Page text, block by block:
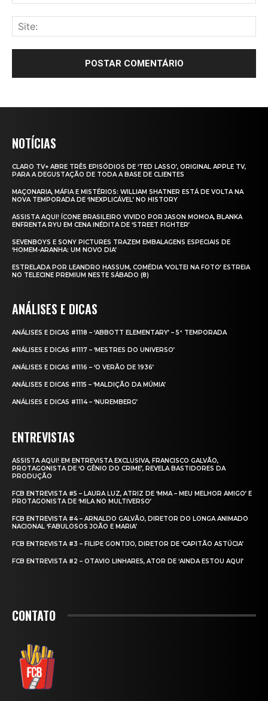
NOTÍCIAS
CLARO TV+ ABRE TRÊS EPISÓDIOS DE ‘TED LASSO’, ORIGINAL APPLE TV,
PARA A DEGUSTAÇÃO DE TODA A BASE DE CLIENTES
MAÇONARIA, MÁFIA E MISTÉRIOS: WILLIAM SHATNER ESTÁ DE VOLTA NA
NOVA TEMPORADA DE ‘INEXPLICÁVEL’ NO HISTORY
ASSISTA AQUI! ÍCONE BRASILEIRO VIVIDO POR JASON MOMOA, BLANKA
ENFRENTA RYU EM CENA INÉDITA DE ‘STREET FIGHTER’
SEVENBOYS E SONY PICTURES TRAZEM EMBALAGENS ESPECIAIS DE
‘HOMEM-ARANHA: UM NOVO DIA’
ESTRELADA POR LEANDRO HASSUM, COMÉDIA ‘VOLTEI NA FOTO’ ESTREIA
NO TELECINE PREMIUM NESTE SÁBADO (8)
ANÁLISES E DICAS
ANÁLISES E DICAS #1118 – ‘ABBOTT ELEMENTARY’ – 5ª TEMPORADA
ANÁLISES E DICAS #1117 – ‘MESTRES DO UNIVERSO’
ANÁLISES E DICAS #1116 – ‘O VERÃO DE 1936’
ANÁLISES E DICAS #1115 – ‘MALDIÇÃO DA MÚMIA’
ANÁLISES E DICAS #1114 – ‘NUREMBERG’
ENTREVISTAS
ASSISTA AQUI! EM ENTREVISTA EXCLUSIVA, FRANCISCO GALVÃO,
PROTAGONISTA DE ‘O GÊNIO DO CRIME’, REVELA BASTIDORES DA
PRODUÇÃO
FCB ENTREVISTA #5 – LAURA LUZ, ATRIZ DE ‘MMA – MEU MELHOR AMIGO’ E
PROTAGONISTA DE ‘MILA NO MULTIVERSO’
FCB ENTREVISTA #4 – ARNALDO GALVÃO, DIRETOR DO LONGA ANIMADO
NACIONAL ‘FABULOSOS JOÃO E MARIA’
FCB ENTREVISTA #3 – FILIPE GONTIJO, DIRETOR DE ‘CAPITÃO ASTÚCIA’
FCB ENTREVISTA #2 – OTAVIO LINHARES, ATOR DE ‘AINDA ESTOU AQUI’
CONTATO